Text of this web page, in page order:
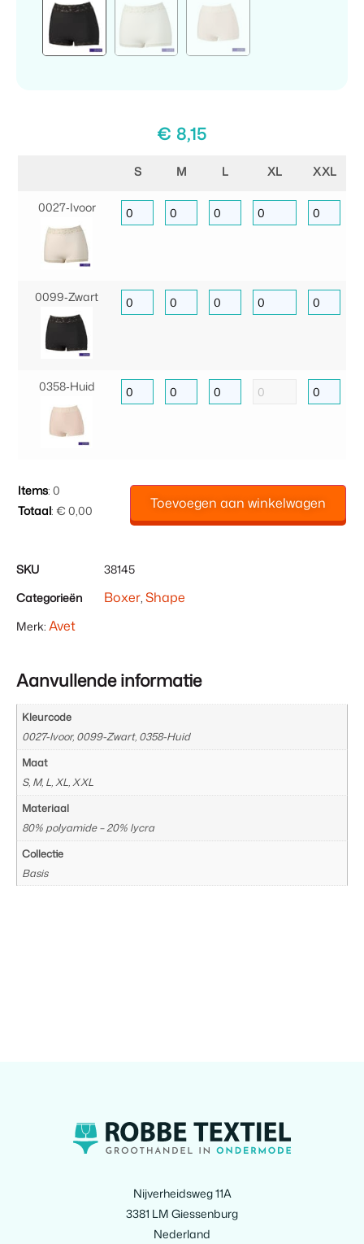
€ 8,15
S M L XL XXL
0027‑Ivoor
0099‑Zwart
0358‑Huid
Items: 0
Totaal: € 0,00
Uw
Toevoegen aan winkelwagen
SKU
38145
Categorieën
Boxer, Shape
Merk: Avet
Aanvullende informatie
Kleurcode
0027-Ivoor, 0099-Zwart, 0358-Huid
Maat
S, M, L, XL, XXL
Materiaal
80% polyamide – 20% lycra
Collectie
Basis
Nijverheidsweg 11A
3381 LM Giessenburg
Nederland